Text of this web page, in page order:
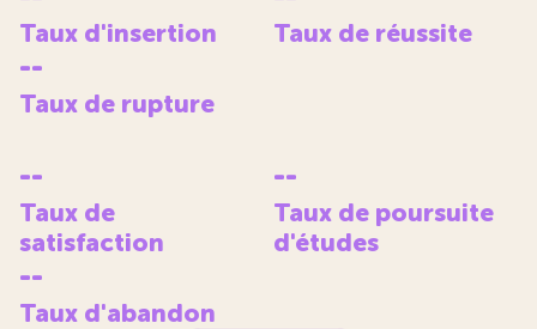
Taux d'insertion Taux de réussite
--
Taux de rupture
--
Taux de
satisfaction
--
Taux de poursuite
d'études
--
Taux d'abandon